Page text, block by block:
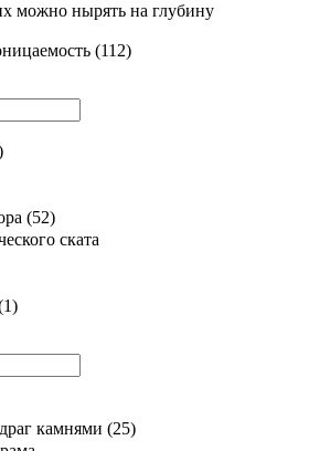
можно нырять на глубину
(112)
(52)
ската
камнями (25)